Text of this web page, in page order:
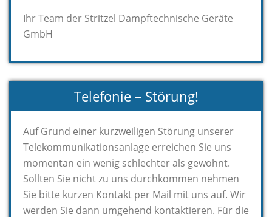
Ihr Team der Stritzel Dampftechnische Geräte
GmbH
Telefonie – Störung!
Auf Grund einer kurzweiligen Störung unserer
Telekommunikationsanlage erreichen Sie uns
momentan ein wenig schlechter als gewohnt.
Sollten Sie nicht zu uns durchkommen nehmen
Sie bitte kurzen Kontakt per Mail mit uns auf. Wir
werden Sie dann umgehend kontaktieren. Für die